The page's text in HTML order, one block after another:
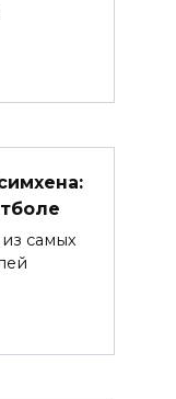
самых